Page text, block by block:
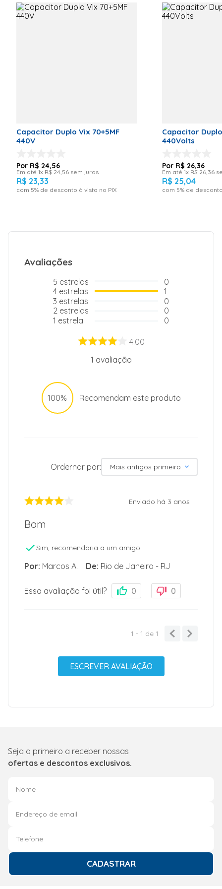
380V Código
Comercial:45+5UF
380V
Capacitor Duplo Vix 70+5MF
440V
R$ 24,56
Em até 1x R$ 24 56 sem juros
R$ 23,33
com 5% de desconto à vista no PIX
Capacitor
440Volts
R$ 26,36
Em até 1x R$ 26, 36
R$ 25,04
com 5% de
Avaliações
5 estrelas
4 estrelas
3 estrelas
2 estrelas
1 estrela
0
1
0
0
0
4.00
1 avaliação
100% Recomendam este produto
Ordernar por: Mais antigos primeiro
Enviado há 3 anos
Bom
Sim, recomendaria a um amigo
Por: Marcos A. De: Rio de Janeiro - RJ
Essa avaliação foi útil? 0 0
1 - 1 de 1
ESCREVER AVALIAÇÃO
Seja o primeiro a receber nossas
ofertas e descontos exclusivos.
CADASTRAR